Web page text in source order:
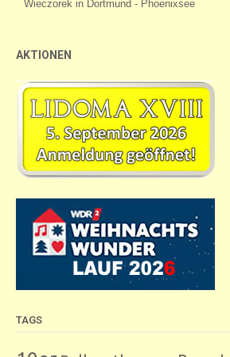
AKTIONEN
TAGS